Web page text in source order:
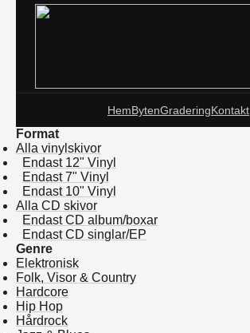
HemBytenGraderingKontakt
Format
Alla vinylskivor
Endast 12" Vinyl
Endast 7" Vinyl
Endast 10" Vinyl
Alla CD skivor
Endast CD album/boxar
Endast CD singlar/EP
Genre
Elektronisk
Folk, Visor & Country
Hardcore
Hip Hop
Hårdrock